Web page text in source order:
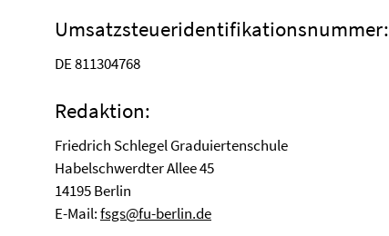
Umsatzsteueridentifikationsnummer:
DE 811304768
Redaktion:
Friedrich Schlegel Graduiertenschule
Habelschwerdter Allee 45
14195 Berlin
E-Mail:fsgs@fu-berlin.de